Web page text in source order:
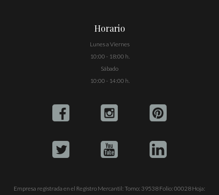
Horario
Lunes a Viernes
10:00 - 18:00 h.
Sábado
10:00 - 14:00 h.
Empresa registrada en el Registro Mercantil: Tomo: 39538 Folio: 00028 Hoja: